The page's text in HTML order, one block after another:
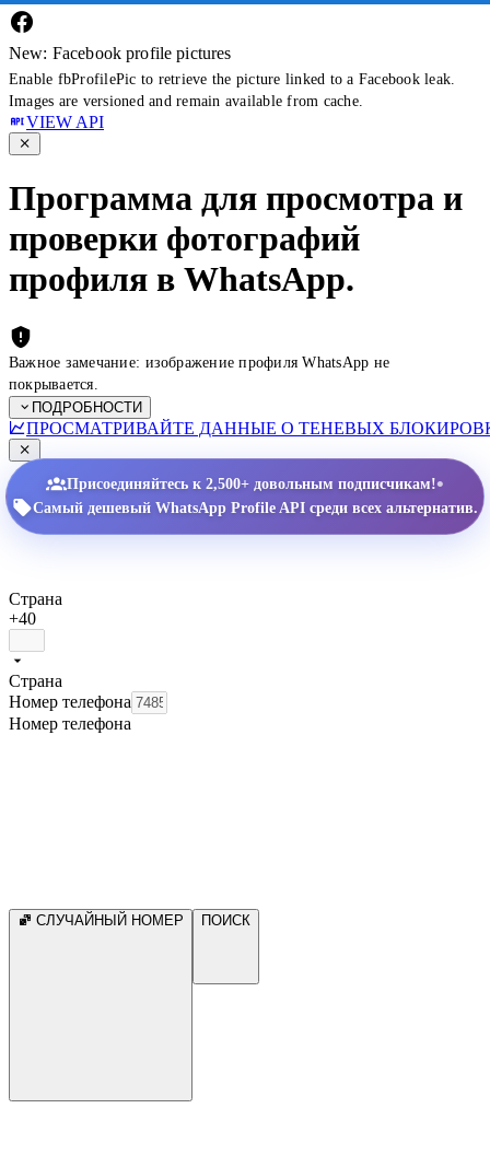
New: Facebook profile pictures
Enable fbProfilePic to retrieve the picture linked to a Facebook leak.
Images are versioned and remain available from cache.
VIEW API
Программа для просмотра и
проверки фотографий
профиля в WhatsApp.
Важное замечание: изображение профиля WhatsApp не
покрывается.
ПОДРОБНОСТИ
ПРОСМАТРИВАЙТЕ ДАННЫЕ О ТЕНЕВЫХ
Присоединяйтесь к 2,500+ довольным подписчикам!•
Самый дешевый WhatsApp Profile API среди всех альтернатив.
Страна
+40
Страна
Номер телефона
Номер телефона
СЛУЧАЙНЫЙ НОМЕР ПОИСК